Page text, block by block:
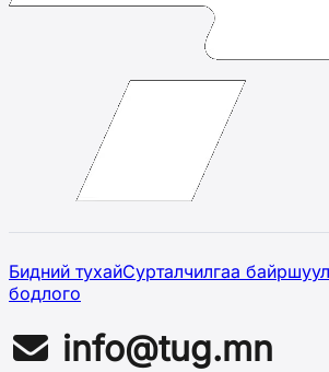
Бидний тухайСурталчилгаа
бодлого
info@tug.mn